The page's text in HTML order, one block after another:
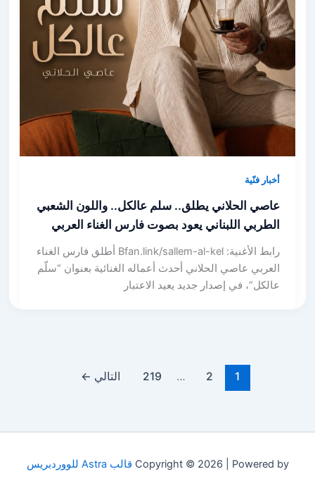
أخبار فنّية
عاصي الحلاني يطلق.. سلم عالكل.. واللون الشعبي
الطربي اللبناني يعود بصوت فارس الغناء العربي
رابط الأغنية: Bfan.link/sallem-al-kel أطلق فارس الغناء
العربي عاصي الحلاني أحدث أعماله الغنائية بعنوان “سلّم
عالكل”، في إصدار جديد يعيد الاعتبار
1
2
…
219 التالي ←
Copyright © 2026 | Powered by قالب Astra للووردبريس